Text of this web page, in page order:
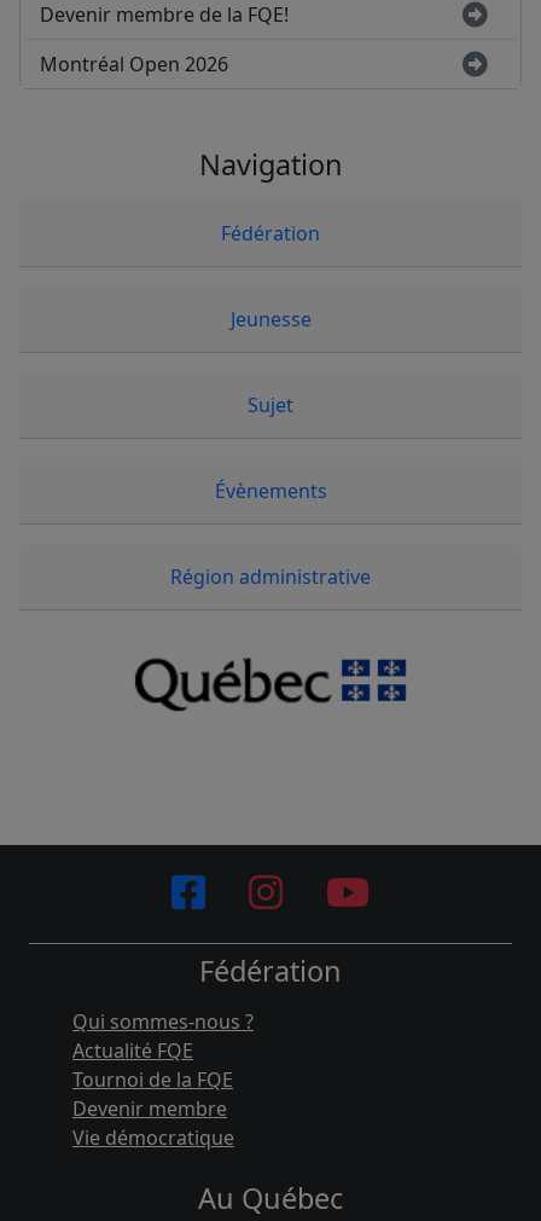
Devenir membre de la FQE!
Montréal Open 2026
Navigation
Fédération
Jeunesse
Sujet
Évènements
Région administrative
Fédération
Qui sommes-nous ?
Actualité FQE
Tournoi de la FQE
Devenir membre
Vie démocratique
Au Québec